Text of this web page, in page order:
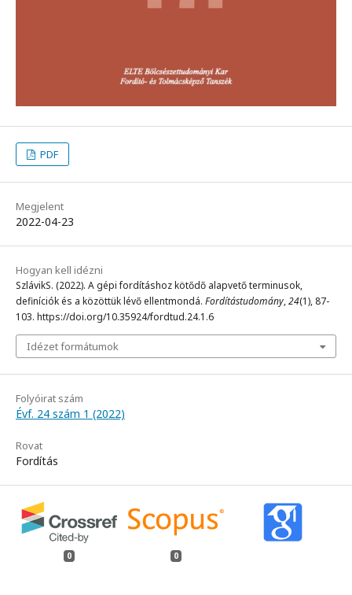
PDF
Megjelent
2022-04-23
Hogyan kell idézni
SzlávikS. (2022). A gépi fordításhoz kötődő alapvető terminusok,
definíciók és a közöttük lévő ellentmondá. Fordítástudomány,24(1), 87-
103. https://doi.org/10.35924/fordtud.24.1.6
Idézet formátumok
Folyóirat szám
Évf. 24 szám 1 (2022)
Rovat
Fordítás
0 0